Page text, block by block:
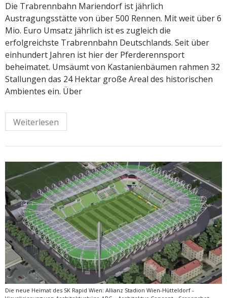
Die Trabrennbahn Mariendorf ist jährlich
Austragungsstätte von über 500 Rennen. Mit weit über 6
Mio. Euro Umsatz jährlich ist es zugleich die
erfolgreichste Trabrennbahn Deutschlands. Seit über
einhundert Jahren ist hier der Pferderennsport
beheimatet. Umsäumt von Kastanienbäumen rahmen 32
Stallungen das 24 Hektar große Areal des historischen
Ambientes ein. Über
Weiterlesen
Die neue Heimat des SK Rapid Wien: Allianz Stadion Wien-Hütteldorf -